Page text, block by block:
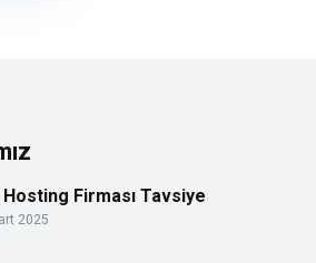
Hosting Firması Tavsiye
2025